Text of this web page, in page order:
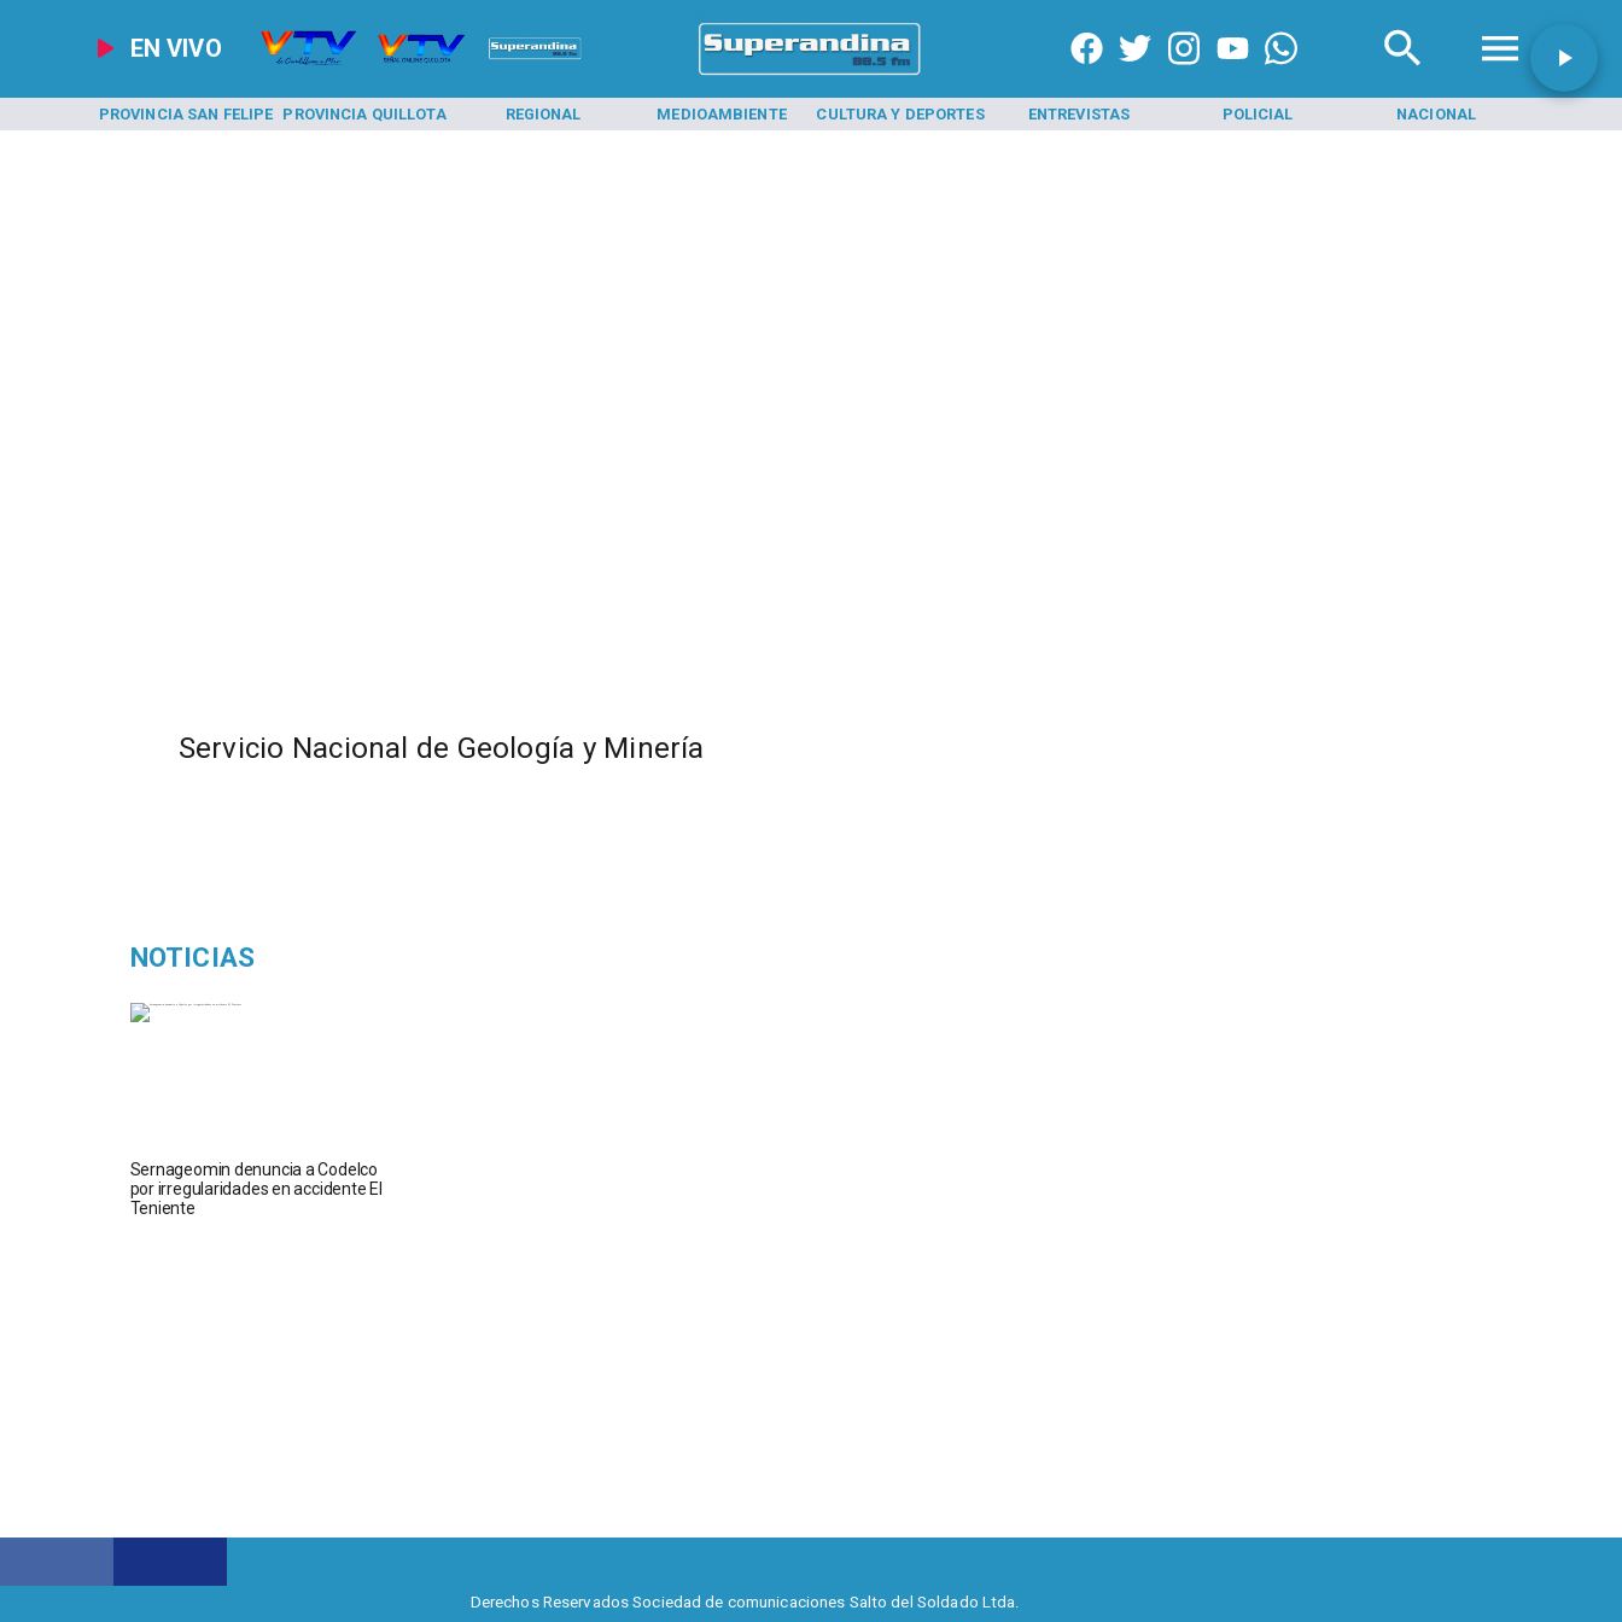
EN VIVO
PROVINCIA SAN FELIPE PROVINCIA QUILLOTA REGIONAL MEDIOAMBIENTE CULTURA Y DEPORTES ENTREVISTAS POLICIAL NACIONAL
Servicio Nacional de Geología y Minería
NOTICIAS
Sernageomin denuncia a Codelco
por irregularidades en accidente El
Teniente
Derechos Reservados Sociedad de comunicaciones Salto del Soldado Ltda.